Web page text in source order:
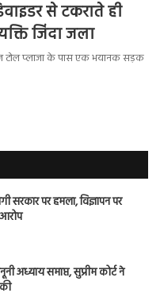
से टकराते ही
जिंदा जला
टोल प्लाजा के पास एक भयानक सड़क
पर हमला, विज्ञापन पर
अध्याय समाप्त, सुप्रीम कोर्ट ने